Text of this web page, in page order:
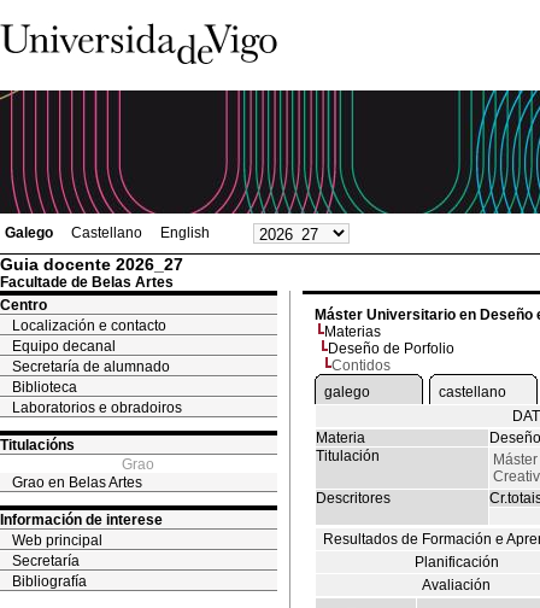
Galego Castellano English
Guia docente 2026_27
Facultade de Belas Artes
Centro
Localización e contacto
Equipo decanal
Secretaría de alumnado
Biblioteca
Laboratorios e obradoiros
Titulacións
Grao
Grao en Belas Artes
Información de interese
Web principal
Secretaría
Bibliografía
Máster Universitario en Deseño
Materias
Deseño de Porfolio
Contidos
galego
castellano
Materia
Titulación
Descritores
Resultados de Formación e
Planificación
Avaliación